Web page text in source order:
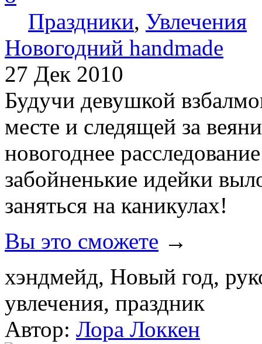
Праздники, Увлечения
Новогодний handmade
27 Дек 2010
Будучи девушкой
месте и следящей за
новогоднее
забойненькие идейки
заняться на каникулах!
Вы это сможете →
хэндмейд, Новый год,
увлечения, праздник
Автор: Лора Локкен